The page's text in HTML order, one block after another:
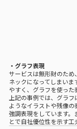
・グラフ表現
サービスは無形財のた
ネックになってしまい
やすく、グラフを使った
上記の事例では、グラ
ようなイラストや残像
強調表現をしています。
とで自社優位性を示す工